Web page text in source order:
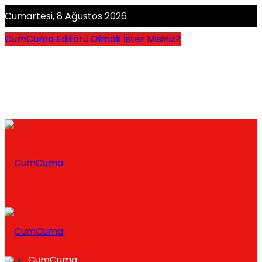
Cumartesi, 8 Ağustos 2026
CumCuma Editörü Olmak İster Misiniz?